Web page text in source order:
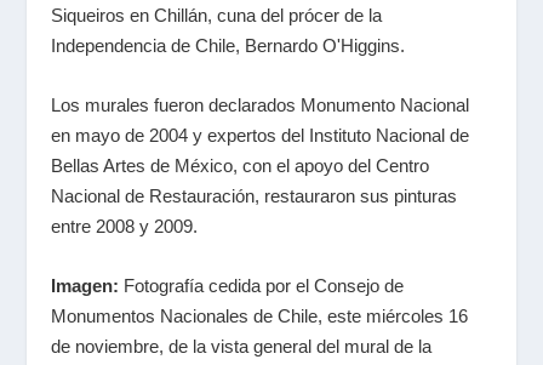
Siqueiros en Chillán, cuna del prócer de la
Independencia de Chile, Bernardo O'Higgins.
Los murales fueron declarados Monumento Nacional
en mayo de 2004 y expertos del Instituto Nacional de
Bellas Artes de México, con el apoyo del Centro
Nacional de Restauración, restauraron sus pinturas
entre 2008 y 2009.
Imagen: Fotografía cedida por el Consejo de
Monumentos Nacionales de Chile, este miércoles 16
de noviembre, de la vista general del mural de la